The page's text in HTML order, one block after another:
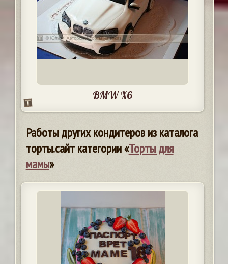
BMW X6
Работы других кондитеров из каталога
торты.сайт категории «Торты для
мамы»